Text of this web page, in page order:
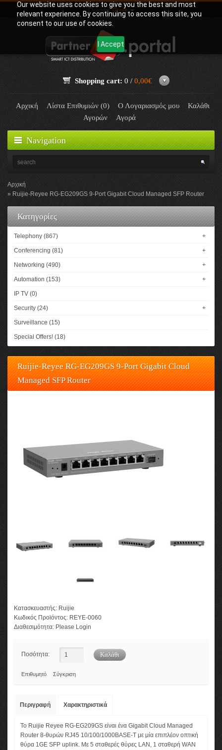
Our website uses cookies to give you the best and most
relevant experience. By continuing to access this site, you
consent to our use of cookies.
I Accept
Γλώσσα:Greek
Shopping cart: 0 / 0,00€
Αρχική Λίστα Επιθυμιών (0) Ο Λογαριασμός μου
Καλάθι
Αγορών
Αγορά
Navigation
Αρχική
Ruijie-Reyee RG-EG209GS 9-Port Gigabit Cloud Managed SFP Router
Κατηγορίες
Telephony (867) +
Conferencing (81) +
Networking (490) +
Automation (153) +
IP TV (0)
Security (24) +
Surveillance (15)
Special Offers! (18)
Ruijie-Reyee RG-EG209GS 9-Port Gigabit Cloud
Managed SFP Router
Κατασκευαστής: Ruijie
Κωδικός Προϊόντος: REYE-0060
Διαθεσιμότητα: Please Login
Ποσότητα:
Επιθυμητό Σύγκριση
Περιγραφή Χαρακτηριστικά
Το Ruijie Reyee RG-EG209GS είναι ένα Gigabit Cloud Managed
Router 8-θυρών RJ45 10/100/1000BASE-T με μία επιπλέον οπτική
θύρα 1GE SFP uplink. Με 5 σταθερές θύρες LAN, 1 σταθερή WAN